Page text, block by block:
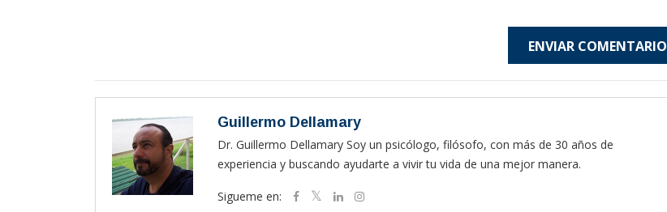
ENVIAR COMENTARIO
Guillermo Dellamary
Dr. Guillermo Dellamary Soy un psicólogo, filósofo, con más de 30 años de
experiencia y buscando ayudarte a vivir tu vida de una mejor manera.
Sigueme en: